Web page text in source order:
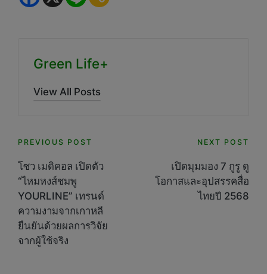
Green Life+
View All Posts
Post
navigation
PREVIOUS POST
โซว เมดิคอล เปิดตัว
“ไหมหงส์ชมพู
YOURLINE” เทรนด์
ความงามจากเกาหลี
ยืนยันด้วยผลการวิจัย
จากผู้ใช้จริง
NEXT POST
เปิดมุมมอง 7 กูรู ดู
โอกาสและอุปสรรคสื่อ
ไทยปี 2568